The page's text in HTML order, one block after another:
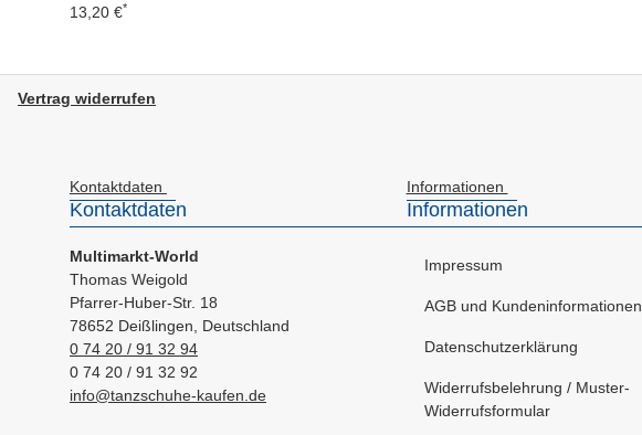
13,20 €*
Vertrag widerrufen
Kontaktdaten
Kontaktdaten
Multimarkt-World
Thomas Weigold
Pfarrer-Huber-Str. 18
78652 Deißlingen, Deutschland
0 74 20 / 91 32 94
0 74 20 / 91 32 92
info@tanzschuhe-kaufen.de
Informationen
Informationen
Impressum
AGB und Kundeninformationen
Datenschutzerklärung
Widerrufsbelehrung / Muster-
Widerrufsformular